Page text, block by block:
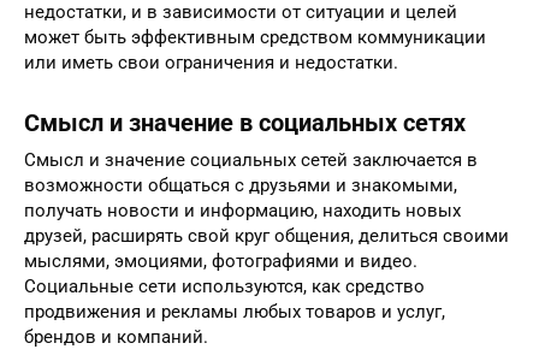
недостатки, и в зависимости от ситуации и целей
может быть эффективным средством коммуникации
или иметь свои ограничения и недостатки.
Смысл и значение в социальных сетях
Смысл и значение социальных сетей заключается в
возможности общаться с друзьями и знакомыми,
получать новости и информацию, находить новых
друзей, расширять свой круг общения, делиться своими
мыслями, эмоциями, фотографиями и видео.
Социальные сети используются, как средство
продвижения и рекламы любых товаров и услуг,
брендов и компаний.